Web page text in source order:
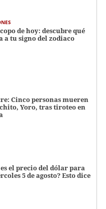
de hoy: descubre qué
a tu signo del zodiaco
Cinco personas mueren
Yoro, tras tiroteo en
el precio del dólar para
5 de agosto? Esto dice